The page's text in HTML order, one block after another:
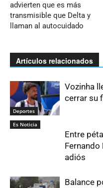
advierten que es más
transmisible que Delta y
llaman al autocuidado
Artículos relacionados
Deportes
Vozinha
cerrar su
Es Noticia
Entre
adiós
Balance